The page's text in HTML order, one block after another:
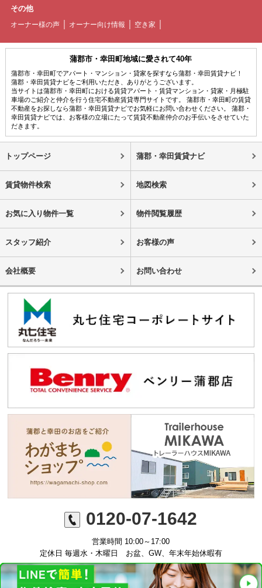
その他
オーナー様の声 オーナー向け情報 空き家
蒲郡市・幸田町地域に愛されて40年
蒲郡市・幸田町でアパート・マンション・貸家を探すなら蒲郡・幸田賃貸ナビ！
蒲郡・幸田賃貸ナビをご利用いただき、ありがとうございます。
当サイトは蒲郡市・幸田町における賃貸アパート・賃貸マンション・貸家・月極駐
車場のご紹介と仲介を行う住宅不動産賃貸専門サイトです。 蒲郡市・幸田町の賃貸
不動産をお探しなら蒲郡・幸田賃貸ナビでお気軽にお問い合わせください。 蒲郡・
幸田賃貸ナビでは、お客様の立場にたって賃貸不動産仲介のお手伝いをさせていた
だきます。
トップページ 蒲郡・幸田賃貸ナビ
賃貸物件検索 地図検索
お気に入り物件一覧 物件閲覧履歴
スタッフ紹介 お客様の声
会社概要 お問い合わせ
0120-07-1642
営業時間 10:00～17:00
定休日 毎週水・木曜日 お盆、GW、年末年始休暇有